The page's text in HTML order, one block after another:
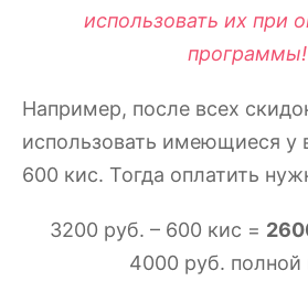
использовать их при
программы!
Например, после всех
использовать имеющиеся у
600 кис. Тогда оплатить
3200 руб. – 600 кис =
4000 руб. полной